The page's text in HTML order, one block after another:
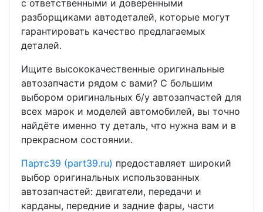
с ответственными и доверенными
разборщиками автодеталей, которые могут
гарантировать качество предлагаемых
деталей.
Ищите высококачественные оригинальные
автозапчасти рядом с вами? С большим
выбором оригинальных б/у автозапчастей для
всех марок и моделей автомобилей, вы точно
найдёте именно ту деталь, что нужна вам и в
прекрасном состоянии.
Партс39 (part39.ru) предоставляет широкий
выбор оригинальных использованных
автозапчастей: двигатели, передачи и
карданы, передние и задние фары, части